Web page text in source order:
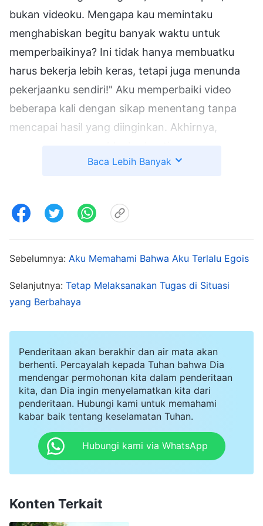
bukan videoku. Mengapa kau memintaku
menghabiskan begitu banyak waktu untuk
memperbaikinya? Ini tidak hanya membuatku
harus bekerja lebih keras, tetapi juga menunda
pekerjaanku sendiri!" Aku memperbaiki video
beberapa kali dengan sikap menentang tanpa
mencapai hasil yang diinginkan. Akhirnya,
mengerjakannya. Meskipun aku merasa sedikit
dalam hati. Sebaliknya, kupikir, "Tidak masalah
jika aku tidak perlu memperbaikinya. Dengan
cara ini, aku tidak perlu membuang terlalu
banyak waktuku dan aku bisa fokus pada
menyibukkan diri dengan pekerjaanku sendiri.
mendiskusikan masalah mereka denganku, aku
hanya akan memberi mereka jawaban singkat
dan sederhana, tanpa memikirkan apakah
mereka memahami atau memiliki jalan yang jelas
ke depannya. Selama kurun waktu itu, aku
merasa terbebani, dan video yang kubuat selalu
seorang saudari mengatakan padaku, "Aku
memerhatikan bahwa akhir-akhir ini kau sama
Baca Lebih Banyak
Sebelumnya: Aku Memahami Bahwa Aku Terlalu Egois
Selanjutnya: Tetap Melaksanakan Tugas di Situasi
yang Berbahaya
Penderitaan akan berakhir dan air mata akan
berhenti. Percayalah kepada Tuhan bahwa Dia
mendengar permohonan kita dalam penderitaan
kita, dan Dia ingin menyelamatkan kita dari
penderitaan. Hubungi kami untuk memahami
kabar baik tentang keselamatan Tuhan.
Hubungi kami via WhatsApp
Konten Terkait